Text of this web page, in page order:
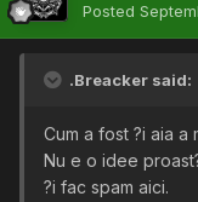
Posted
.Breacker said:
Cum a fost ?i aia a
Nu e o idee
?i fac spam aici.